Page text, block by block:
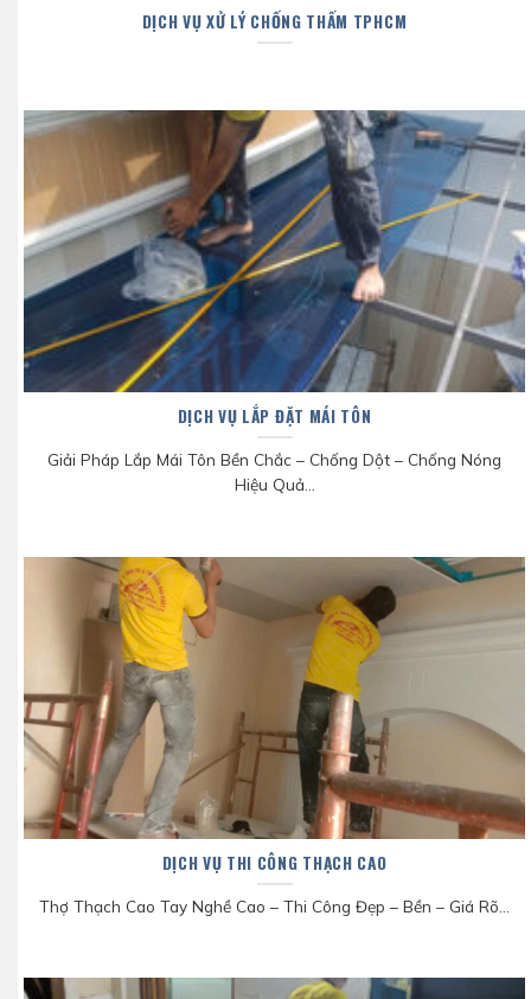
DỊCH VỤ XỬ LÝ CHỐNG THẤM TPHCM
DỊCH VỤ LẮP ĐẶT MÁI TÔN
Giải Pháp Lắp Mái Tôn Bền Chắc – Chống Dột – Chống Nóng
Hiệu Quả...
DỊCH VỤ THI CÔNG THẠCH CAO
Thợ Thạch Cao Tay Nghề Cao – Thi Công Đẹp – Bền – Giá Rõ...